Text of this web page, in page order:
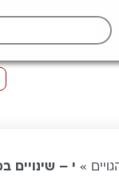
» י – שינויים